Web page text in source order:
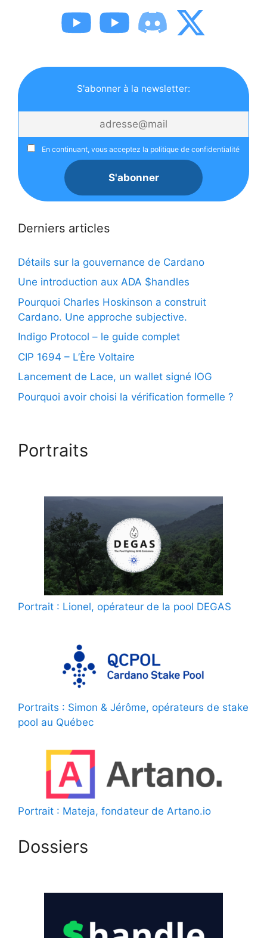
S'abonner à la newsletter:
En continuant, vous acceptez la politique de confidentialité
Derniers articles
Détails sur la gouvernance de Cardano
Une introduction aux ADA $handles
Pourquoi Charles Hoskinson a construit
Cardano. Une approche subjective.
Indigo Protocol – le guide complet
CIP 1694 – L’Ère Voltaire
Lancement de Lace, un wallet signé IOG
Pourquoi avoir choisi la vérification formelle ?
Portraits
Portrait : Lionel, opérateur de la pool DEGAS
Portraits : Simon & Jérôme, opérateurs de stake
pool au Québec
Portrait : Mateja, fondateur de Artano.io
Dossiers